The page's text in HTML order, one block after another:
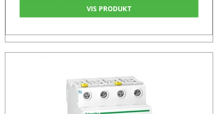
VIS PRODUKT